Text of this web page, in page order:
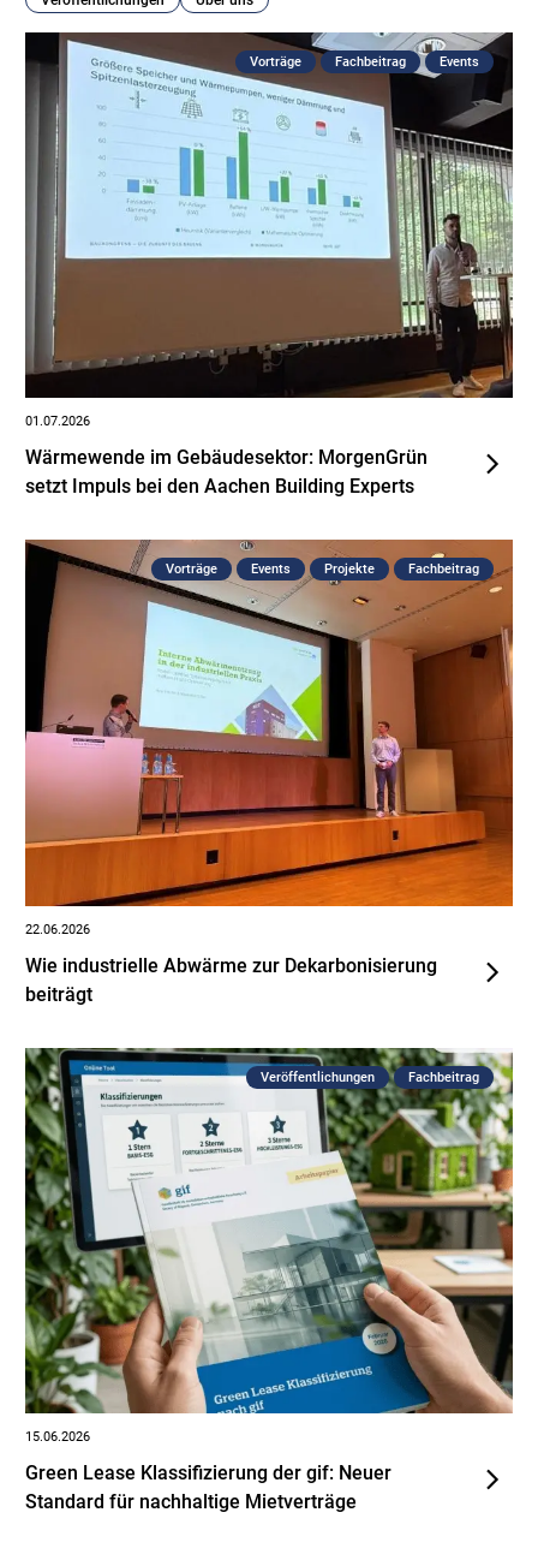
Vorträge Fachbeitrag Events
01.07.2026
Wärmewende im Gebäudesektor: MorgenGrün
setzt Impuls bei den Aachen Building Experts
Vorträge Events Projekte Fachbeitrag
22.06.2026
Wie industrielle Abwärme zur Dekarbonisierung
beiträgt
Veröffentlichungen Fachbeitrag
15.06.2026
Green Lease Klassifizierung der gif: Neuer
Standard für nachhaltige Mietverträge